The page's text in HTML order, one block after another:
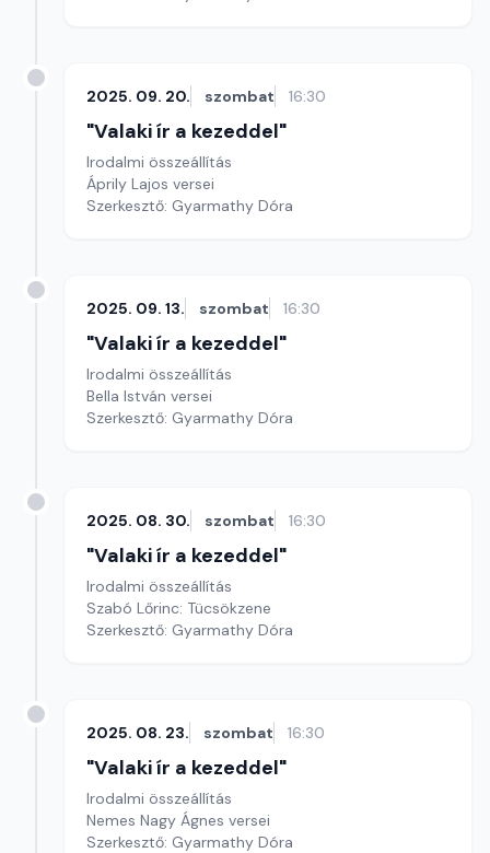
2025. 09. 20. szombat 16:30
"Valaki ír a kezeddel"
Irodalmi összeállítás
Áprily Lajos versei
Szerkesztő: Gyarmathy Dóra
2025. 09. 13. szombat 16:30
"Valaki ír a kezeddel"
Irodalmi összeállítás
Bella István versei
Szerkesztő: Gyarmathy Dóra
2025. 08. 30. szombat 16:30
"Valaki ír a kezeddel"
Irodalmi összeállítás
Szabó Lőrinc: Tücsökzene
Szerkesztő: Gyarmathy Dóra
2025. 08. 23. szombat 16:30
"Valaki ír a kezeddel"
Irodalmi összeállítás
Nemes Nagy Ágnes versei
Szerkesztő: Gyarmathy Dóra